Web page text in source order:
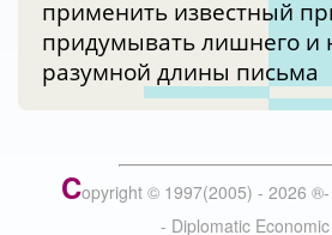
применить известный
придумывать лишнего и
разумной длины письма
Copyright © 1997(2005) - 2026 ®
- Diplomatic